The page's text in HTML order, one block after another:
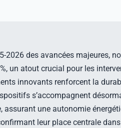
2026 des avancées majeures,
un atout crucial pour les
innovants renforcent la
s’accompagnent
une autonomie
leur place centrale